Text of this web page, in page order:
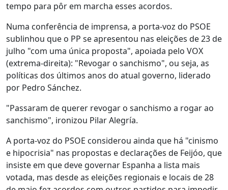
tempo para pôr em marcha esses acordos.
Numa conferência de imprensa, a porta-voz do PSOE
sublinhou que o PP se apresentou nas eleições de 23 de
julho "com uma única proposta", apoiada pelo VOX
(extrema-direita): "Revogar o sanchismo", ou seja, as
políticas dos últimos anos do atual governo, liderado
por Pedro Sánchez.
"Passaram de querer revogar o sanchismo a rogar ao
sanchismo", ironizou Pilar Alegría.
A porta-voz do PSOE considerou ainda que há "cinismo
e hipocrisia" nas propostas e declarações de Feijóo, que
insiste em que deve governar Espanha a lista mais
votada, mas desde as eleições regionais e locais de 28